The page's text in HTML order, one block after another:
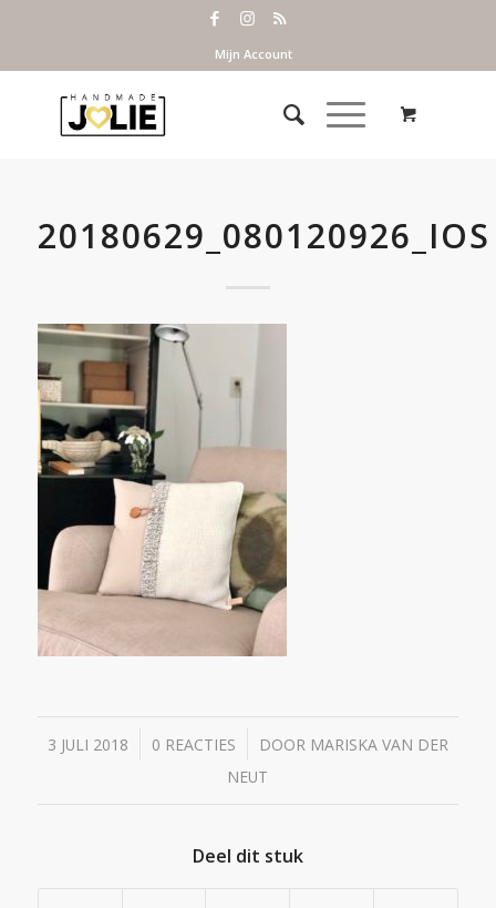
Mijn Account
20180629_080120926_IOS
3 JULI 2018
/ 0 REACTIES
/ DOOR MARISKA VAN DER
NEUT
Deel dit stuk